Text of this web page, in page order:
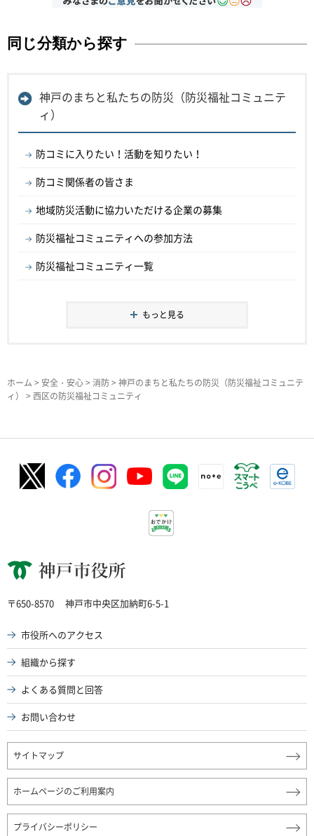
同じ分類から探す
神戸のまちと私たちの防災（防災福祉コミュニテ
ィ）
防コミに入りたい！活動を知りたい！
防コミ関係者の皆さま
地域防災活動に協力いただける企業の募集
防災福祉コミュニティへの参加方法
防災福祉コミュニティ一覧
もっと見る
ホーム > 安全・安心> 消防> 神戸のまちと私たちの防災（防災福祉コミュニテ
ィ）
> 西区の防災福祉コミュニティ
神戸市役所
〒650-8570 神戸市中央区加納町6-5-1
市役所へのアクセス
組織から探す
よくある質問と回答
お問い合わせ
サイトマップ
ホームページのご利用案内
プライバシーポリシー